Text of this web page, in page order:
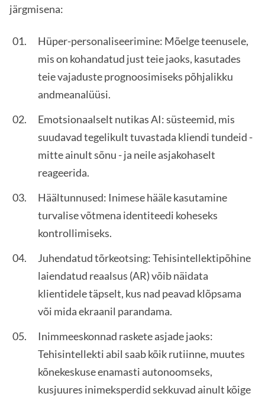
järgmisena:
Hüper-personaliseerimine: Mõelge teenusele,
mis on kohandatud just teie jaoks, kasutades
teie vajaduste prognoosimiseks põhjalikku
andmeanalüüsi.
Emotsionaalselt nutikas AI: süsteemid, mis
suudavad tegelikult tuvastada kliendi tundeid -
mitte ainult sõnu - ja neile asjakohaselt
reageerida.
Häältunnused: Inimese hääle kasutamine
turvalise võtmena identiteedi koheseks
kontrollimiseks.
Juhendatud tõrkeotsing: Tehisintellektipõhine
laiendatud reaalsus (AR) võib näidata
klientidele täpselt, kus nad peavad klõpsama
või mida ekraanil parandama.
Inimmeeskonnad raskete asjade jaoks:
Tehisintellekti abil saab kõik rutiinne, muutes
kõnekeskuse enamasti autonoomseks,
kusjuures inimeksperdid sekkuvad ainult kõige